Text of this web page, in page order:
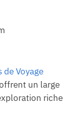
de Voyage
un large
riche